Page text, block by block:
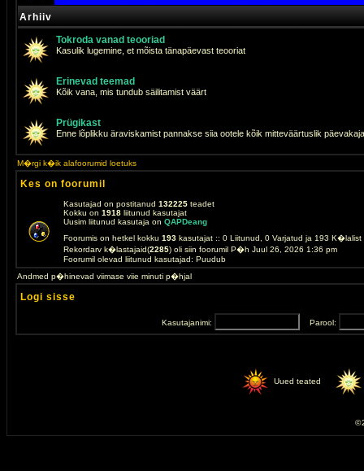
Arhiiv
Tokroda vanad teooriad
Kasulik lugemine, et mõista tänapäevast teooriat
Erinevad teemad
Kõik vana, mis tundub säilitamist väärt
Prügikast
Enne lõplikku äraviskamist pannakse siia ootele kõik mitteväärtuslik
M�rgi k�ik alafoorumid loetuks
Kes on foorumil
Kasutajad on postitanud 132225 teadet
Kokku on 1918 liitunud kasutajat
Uusim liitunud kasutaja on QAPDeang
Foorumis on hetkel kokku 193 kasutajat :: 0 Liitunud, 0 Varjatud ja 193
Rekordarv k�lastajaid(2285) oli siin foorumil P�h Juul 26, 2026 1:36 pm
Foorumil olevad liitunud kasutajad: Puudub
Andmed p�hinevad viimase viie minuti p�hjal
Logi sisse
Kasutajanimi: Parool:
Uued teated
©